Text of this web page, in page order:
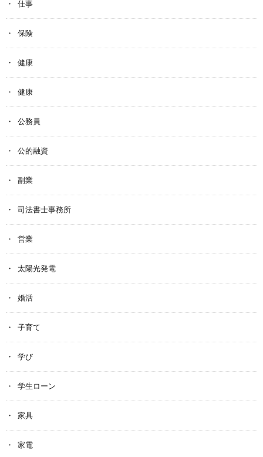
仕事
保険
健康
健康
公務員
公的融資
副業
司法書士事務所
営業
太陽光発電
婚活
子育て
学び
学生ローン
家具
家電